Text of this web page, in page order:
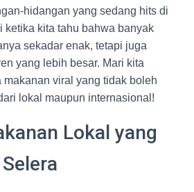
hidangan yang sedang hits di
ketika kita tahu bahwa banyak
sekadar enak, tetapi juga
yang lebih besar. Mari kita
viral yang tidak boleh
lokal maupun internasional!
Lokal yang